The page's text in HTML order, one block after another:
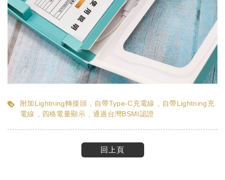
附加Lightning轉接頭 自帶Type-C充電線
自帶Lightning充
電線
四格電量顯示 通過台灣BSMI認證
回上頁